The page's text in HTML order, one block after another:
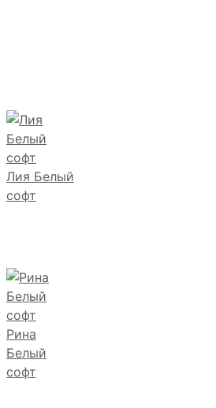
Лия Белый
софт
Рина
Белый
софт